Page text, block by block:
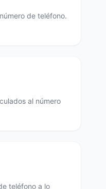
de teléfono.
al número
teléfono a lo